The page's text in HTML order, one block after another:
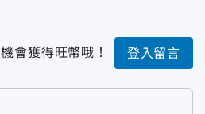
會獲得旺幣哦！ 登入留言